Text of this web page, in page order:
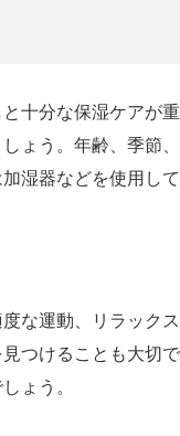
十分な保湿ケアが
ょう。年齢、季節
湿器などを使用し
な運動、リラック
つけることも大切
ょう。